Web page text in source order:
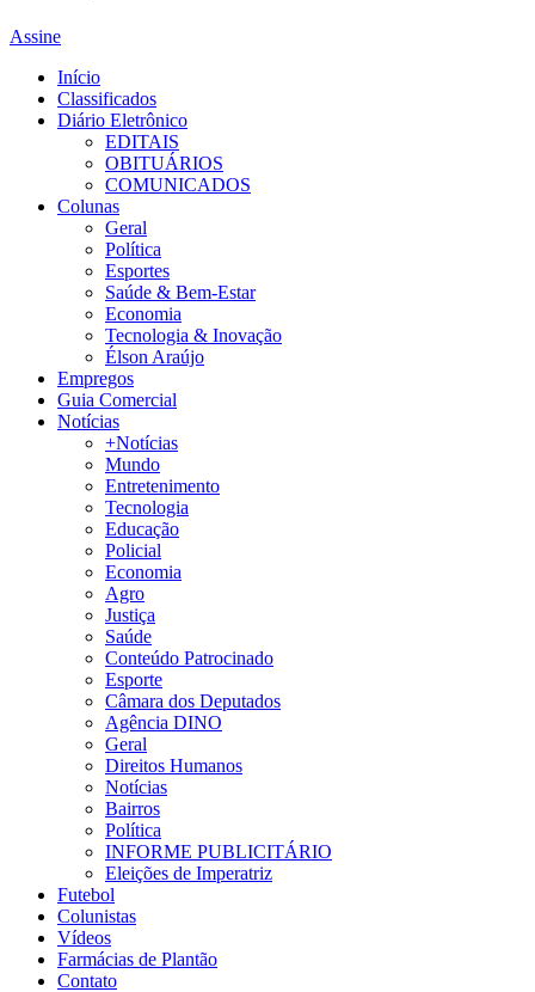
Assine
Início
Classificados
Diário Eletrônico
EDITAIS
OBITUÁRIOS
COMUNICADOS
Colunas
Geral
Política
Esportes
Saúde & Bem-Estar
Economia
Tecnologia & Inovação
Élson Araújo
Empregos
Guia Comercial
Notícias
+Notícias
Mundo
Entretenimento
Tecnologia
Educação
Policial
Economia
Agro
Justiça
Saúde
Conteúdo Patrocinado
Esporte
Câmara dos Deputados
Agência DINO
Geral
Direitos Humanos
Notícias
Bairros
Política
INFORME PUBLICITÁRIO
Eleições de Imperatriz
Futebol
Colunistas
Vídeos
Farmácias de Plantão
Contato